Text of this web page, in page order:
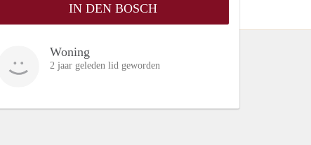
IN DEN BOSCH
Woning
2 jaar geleden lid geworden